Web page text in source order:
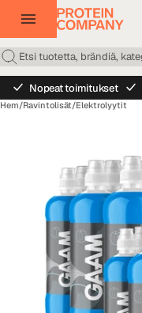
Nopeat toimitukset
Hem/Ravintolisät/Elektrolyytit